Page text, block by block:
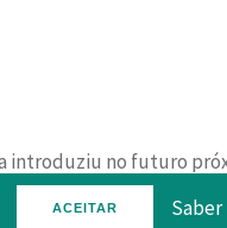
no futuro
a transformação de
ACEITAR Saber